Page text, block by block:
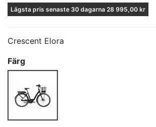
Lägsta pris senaste 30 dagarna 28 995,00 kr
Crescent Elora
Färg